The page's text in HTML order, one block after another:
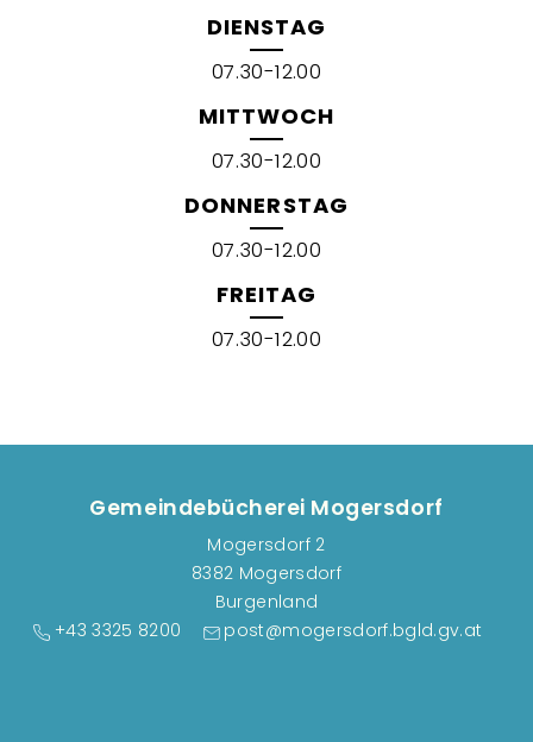
DIENSTAG
07.30-12.00
MITTWOCH
07.30-12.00
DONNERSTAG
07.30-12.00
FREITAG
07.30-12.00
Gemeindebücherei Mogersdorf
Mogersdorf 2
8382 Mogersdorf
Burgenland
+43 3325 8200
post@mogersdorf.bgld.gv.at